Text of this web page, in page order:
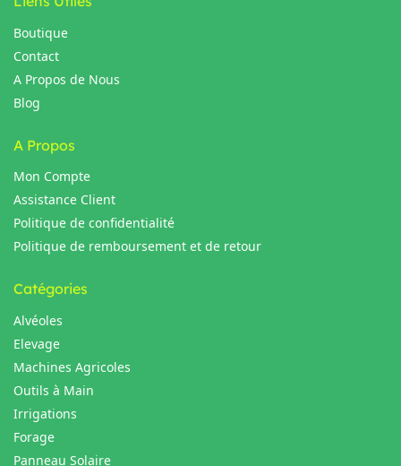
Boutique
Contact
A Propos de Nous
Blog
A Propos
Mon Compte
Assistance Client
Politique de confidentialité
Politique de remboursement et de retour
Catégories
Alvéoles
Elevage
Machines Agricoles
Outils à Main
Irrigations
Forage
Panneau Solaire